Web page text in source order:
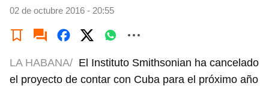
02 de octubre 2016 - 20:55
LA HABANA/ El Instituto Smithsonian ha cancelado
el proyecto de contar con Cuba para el próximo año